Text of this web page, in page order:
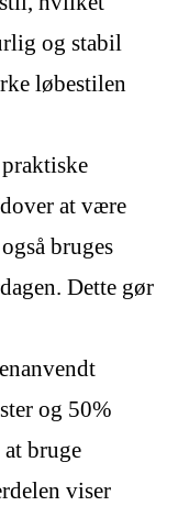
og stabil
løbestilen
at være
bruges
Dette gør
og 50%
bruge
viser